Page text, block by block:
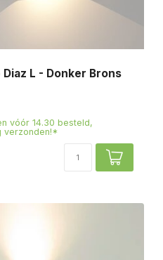
Diaz L - Donker Brons
vóór 14.30 besteld,
verzonden!*